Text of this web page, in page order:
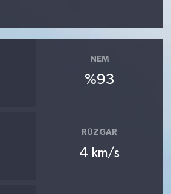
NEM
%93
RÜZGAR
4 km/s